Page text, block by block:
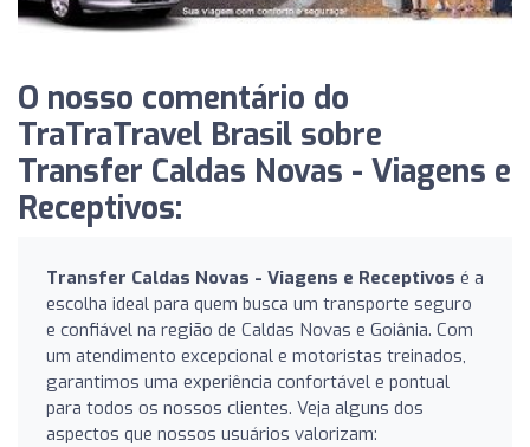
O nosso comentário do
TraTraTravel Brasil sobre
Transfer Caldas Novas - Viagens e
Receptivos:
Transfer Caldas Novas - Viagens e Receptivos é a
escolha ideal para quem busca um transporte seguro
e confiável na região de Caldas Novas e Goiânia. Com
um atendimento excepcional e motoristas treinados,
garantimos uma experiência confortável e pontual
para todos os nossos clientes. Veja alguns dos
aspectos que nossos usuários valorizam: